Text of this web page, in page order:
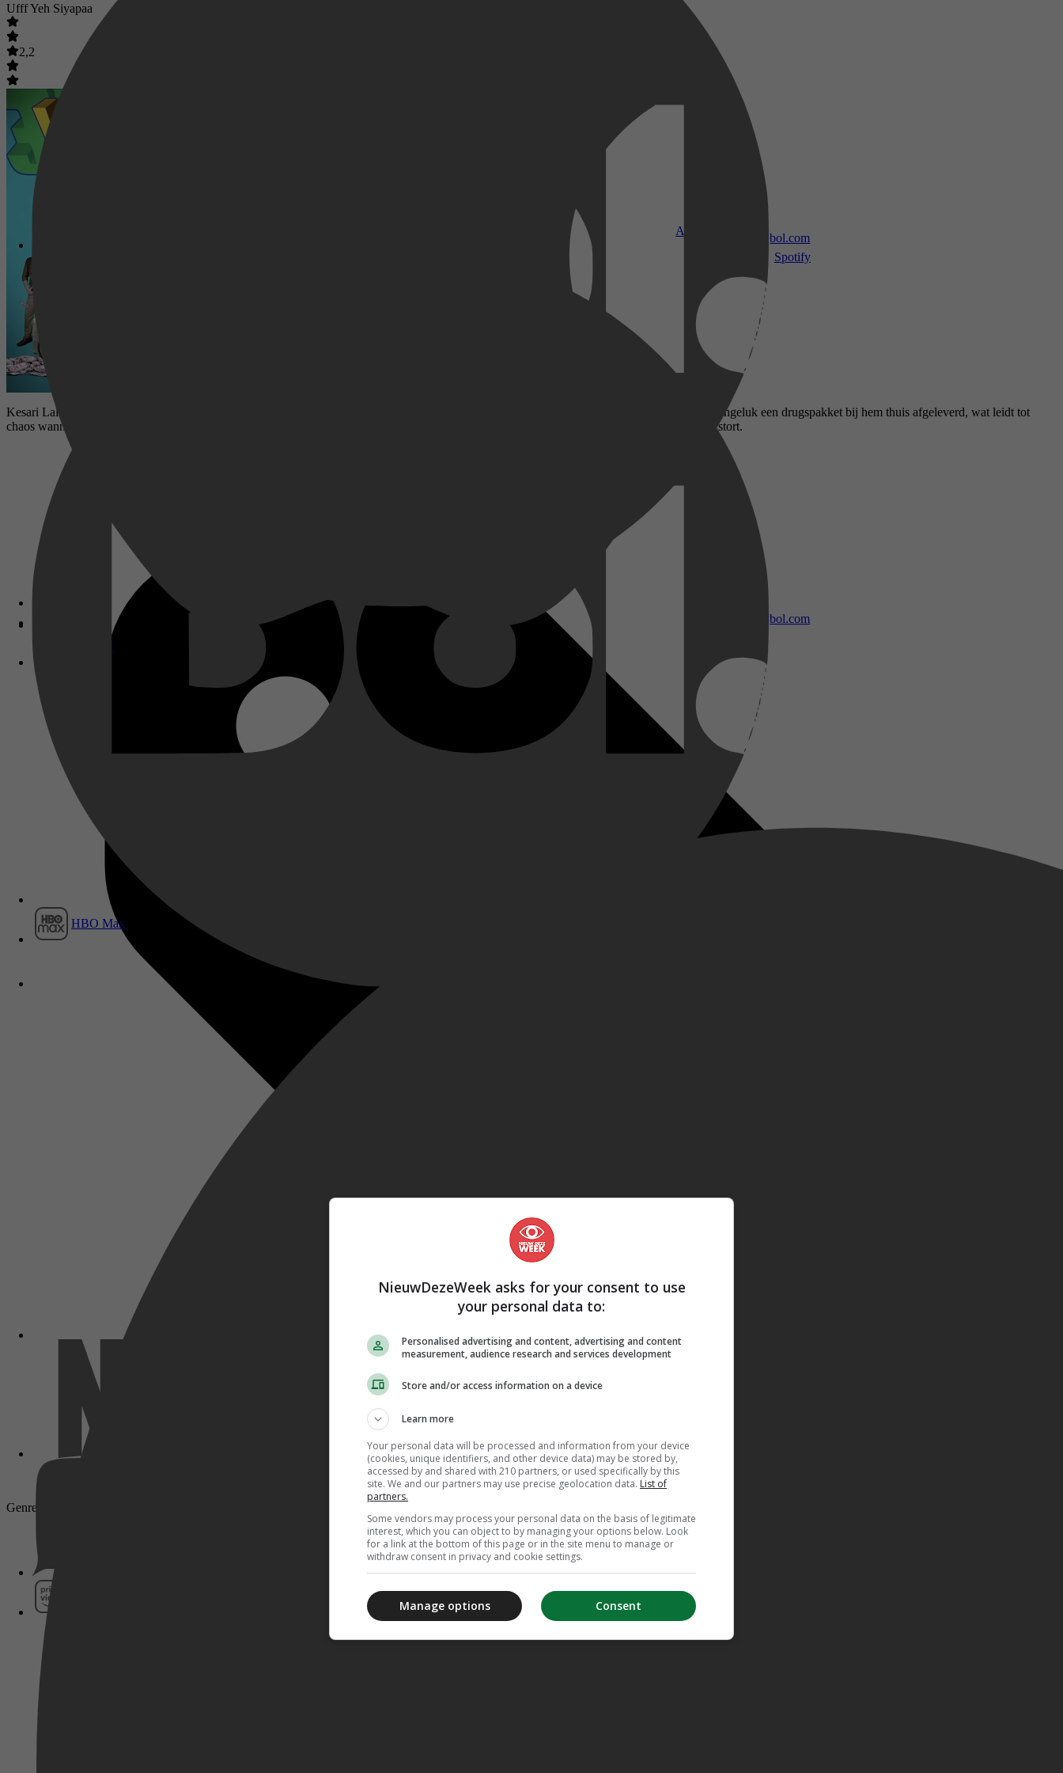
Apple TV
Disney+
HBO Max
bol.com
bol.com
Spotify
Ufff Yeh Siyapaa
2,2
Kesari Lal Singhs vrouw verlaat hem in de veronderstelling dat hij met de buurman flirt – dat was niet zo. Tot overmaat van ramp wordt er per ongeluk een drugspakket bij hem thuis afgeleverd, wat leidt tot
chaos wanneer er een lijk wordt aangetroffen. Terwijl hij het probeert weg te werken, arriveert er nog een lijk, wat hem nog verder in de chaos stort.
Genre: Komedie, Actie
NieuwDezeWeek asks for your consent to use
your personal data to:
Personalised advertising and content, advertising and content
measurement, audience research and services development
Store and/or access information on a device
Learn more
Your personal data will be processed and information from your device
(cookies, unique identifiers, and other device data) may be stored by,
accessed by and shared with 210 partners, or used specifically by this
site. We and our partners may use precise geolocation data. List of
partners.
Some vendors may process your personal data on the basis of legitimate
interest, which you can object to by managing your options below. Look
for a link at the bottom of this page or in the site menu to manage or
withdraw consent in privacy and cookie settings.
Consent
Manage options